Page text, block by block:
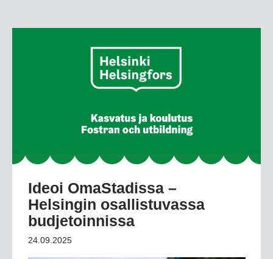
Ideoi OmaStadissa –
Helsingin osallistuvassa
budjetoinnissa
24.09.2025